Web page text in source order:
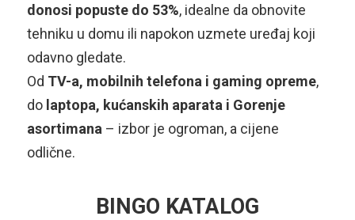
donosi popuste do 53%, idealne da obnovite
tehniku u domu ili napokon uzmete uređaj koji
odavno gledate.
Od TV-a, mobilnih telefona i gaming opreme,
do laptopa, kućanskih aparata i Gorenje
asortimana – izbor je ogroman, a cijene
odlične.
BINGO KATALOG